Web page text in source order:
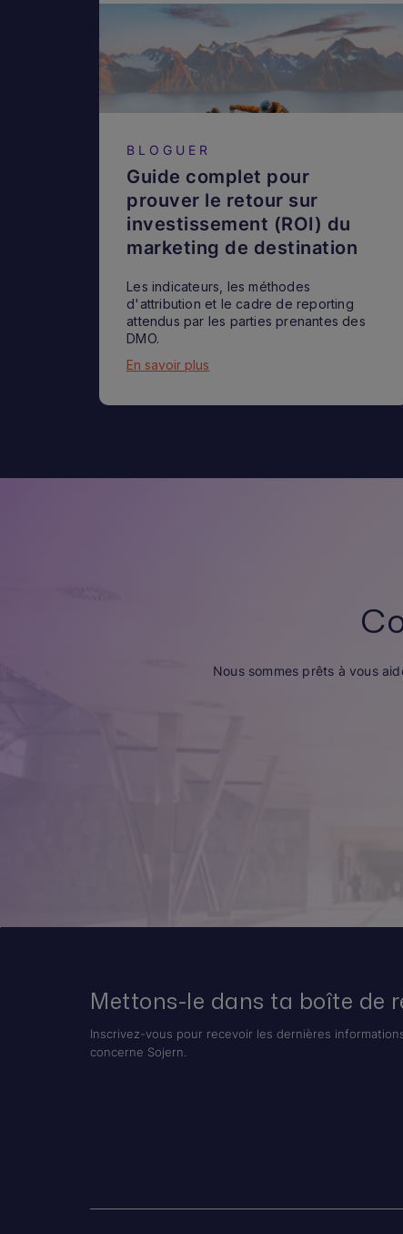
BLOGUER
Guide complet pour
prouver le retour sur
investissement (ROI) du
marketing de destination
Les indicateurs, les méthodes
d'attribution et le cadre de reporting
attendus par les parties prenantes des
DMO.
En savoir plus
Nous sommes prêts à vous
Mettons-le dans ta boîte de
Inscrivez-vous pour recevoir les dernières
concerne Sojern.